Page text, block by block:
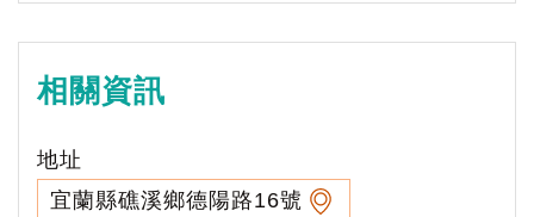
相關資訊
地址
宜蘭縣礁溪鄉德陽路16號